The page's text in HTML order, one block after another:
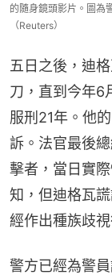
的隨身鏡頭影片。圖為
（Reuters）
五日之後，迪
刀，直到今年6
服刑21年。他
訴。法官最後
擊者，當日實
知，但迪格瓦
經作出種族歧視
警方已經為警